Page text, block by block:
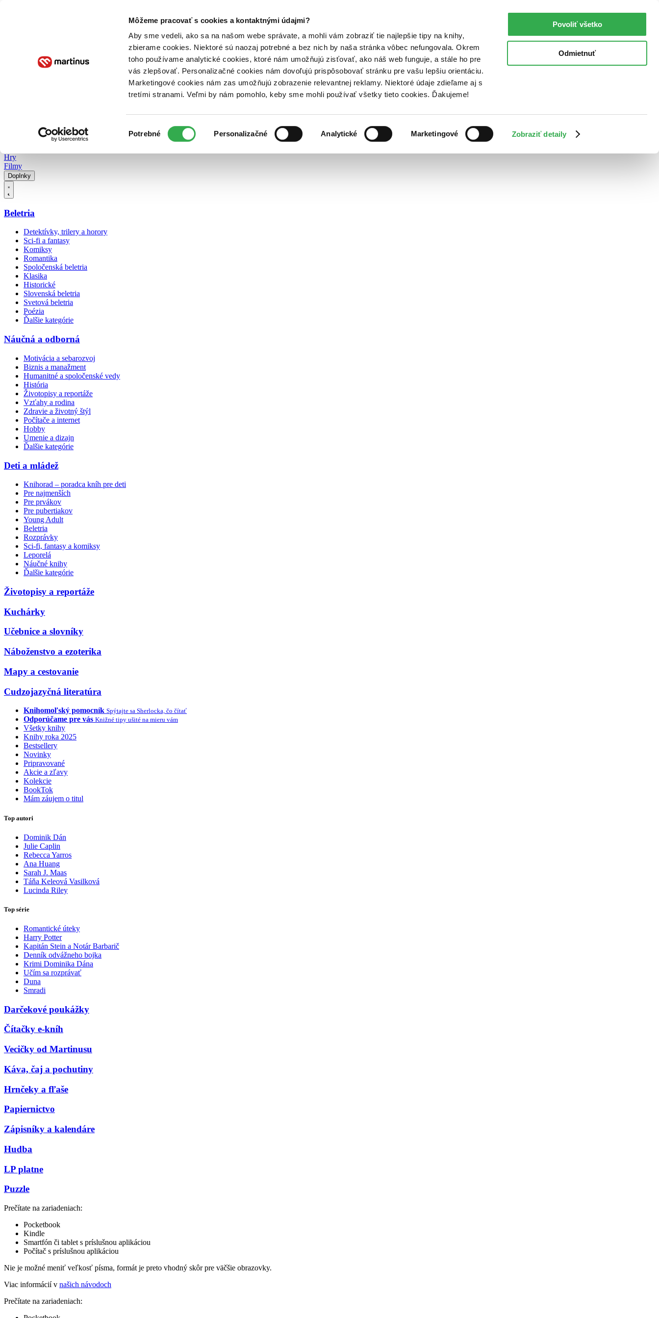
Môžeme pracovať s cookies a kontaktnými údajmi?
Aby sme vedeli, ako sa na našom webe správate, a mohli vám zobraziť tie najlepšie tipy na knihy,
zbierame cookies. Niektoré sú naozaj potrebné a bez nich by naša stránka vôbec nefungovala. Okrem
toho používame analytické cookies, ktoré nám umožňujú zisťovať, ako náš web funguje, a stále ho pre
vás zlepšovať. Personalizačné cookies nám dovoľujú prispôsobovať stránku pre vašu lepšiu orientáciu.
Marketingové cookies nám zas umožňujú zobrazenie relevantnej reklamy. Niektoré údaje zdieľame aj s
tretími stranami. Veľmi by nám pomohlo, keby sme mohli používať všetky tieto cookies. Ďakujeme!
súhlasu
Potrebné Personalizačné Analytické Marketingové Zobraziť detaily
Povoliť všetko
Odmietnuť
Poukážky Kontakt
Hry
Filmy
Doplnky
Beletria
Detektívky, trilery a horory
Sci-fi a fantasy
Komiksy
Romantika
Spoločenská beletria
Klasika
Historické
Slovenská beletria
Svetová beletria
Poézia
Ďalšie kategórie
Náučná a odborná
Motivácia a sebarozvoj
Biznis a manažment
Humanitné a spoločenské vedy
História
Životopisy a reportáže
Vzťahy a rodina
Zdravie a životný štýl
Počítače a internet
Hobby
Umenie a dizajn
Ďalšie kategórie
Deti a mládež
Knihorad – poradca kníh pre deti
Pre najmenších
Pre prvákov
Pre pubertiakov
Young Adult
Beletria
Rozprávky
Sci-fi, fantasy a komiksy
Leporelá
Náučné knihy
Ďalšie kategórie
Životopisy a reportáže
Kuchárky
Učebnice a slovníky
Náboženstvo a ezoterika
Mapy a cestovanie
Cudzojazyčná literatúra
Knihomoľský pomocník Spýtajte sa Sherlocka, čo čítať
Odporúčame pre vás Knižné tipy ušité na mieru vám
Všetky knihy
Knihy roka 2025
Bestsellery
Novinky
Pripravované
Akcie a zľavy
Kolekcie
BookTok
Mám záujem o titul
Top autori
Dominik Dán
Julie Caplin
Rebecca Yarros
Ana Huang
Sarah J. Maas
Táňa Keleová Vasilková
Lucinda Riley
Top série
Romantické úteky
Harry Potter
Kapitán Stein a Notár Barbarič
Denník odvážneho bojka
Krimi Dominika Dána
Učím sa rozprávať
Duna
Smradi
Darčekové poukážky
Čítačky e-kníh
Vecičky od Martinusu
Káva, čaj a pochutiny
Hrnčeky a fľaše
Papiernictvo
Zápisníky a kalendáre
Hudba
LP platne
Puzzle
Prečítate na zariadeniach:
Pocketbook
Kindle
Smartfón či tablet s príslušnou aplikáciou
Počítač s príslušnou aplikáciou
Nie je možné meniť veľkosť písma, formát je preto vhodný skôr pre väčšie obrazovky.
Viac informácií v našich návodoch
Prečítate na zariadeniach: